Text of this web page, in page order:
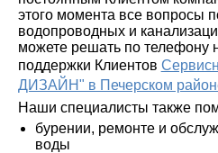
этого момента все вопросы
водопроводных и
можете решать по телефону
поддержки Клиентов
ДИЗАЙН" в Печерском
Наши специалисты также
бурении, ремонте и
воды